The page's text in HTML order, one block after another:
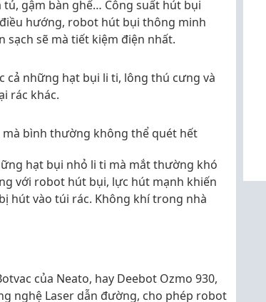
gậm bàn ghế… Công suất hút bụi
hướng, robot hút bụi thông minh
sạch sẽ mà tiết kiệm điện nhất.
cả những hạt bụi li ti, lông thú cưng và
rác khác.
bình thường không thể quét hết
hạt bụi nhỏ li ti mà mắt thường khó
với robot hút bụi, lực hút mạnh khiến
hút vào túi rác. Không khí trong nhà
của Neato, hay Deebot Ozmo 930,
nghệ Laser dẫn đường, cho phép robot